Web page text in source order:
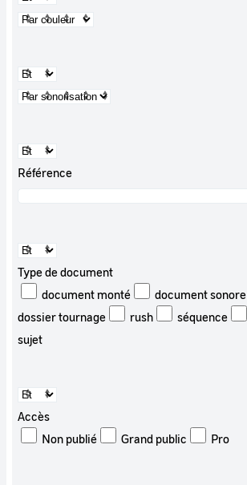
Référence
Type de document
document monté
document sonore
dossier tournage
rush
séquence
sujet
Accès
Non publié
Grand public Pro